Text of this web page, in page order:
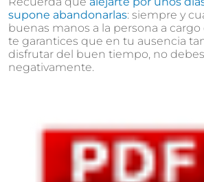
supone abandonarlas: siempre y
buenas manos a la persona a
te garantices que en tu ausencia
disfrutar del buen tiempo, no
negativamente.